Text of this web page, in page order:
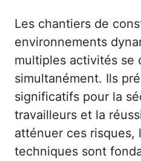
Les chantiers de
environnements
multiples activités se
simultanément. Ils
significatifs pour la
travailleurs et la
atténuer ces risques,
techniques sont